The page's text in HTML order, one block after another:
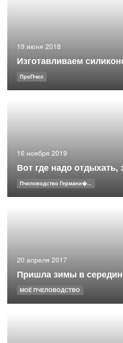
19 июня 2018
Изготавливаем
ПроПчел
16 ноября 2019
Вот где надо отдыхать,
Пчеловодство Германи�...
20 апреля 2017
Пришла зимы в
МОЁ ПЧЕЛОВОДСТВО